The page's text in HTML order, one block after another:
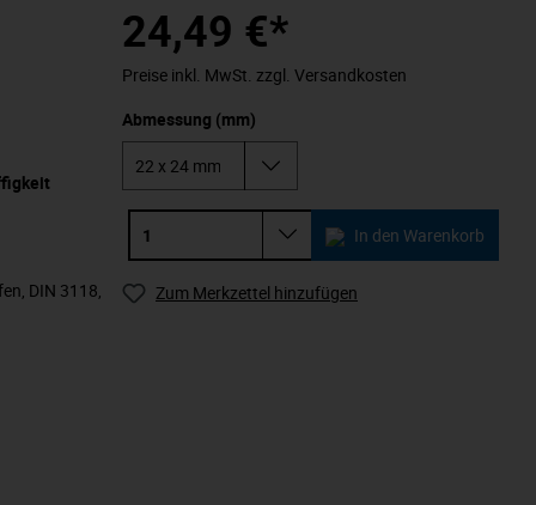
DIN 3118,
24,49 €*
Preise inkl. MwSt. zzgl. Versandkosten
Abmessung (mm)
In den Warenkorb
Zum Merkzettel hinzufügen